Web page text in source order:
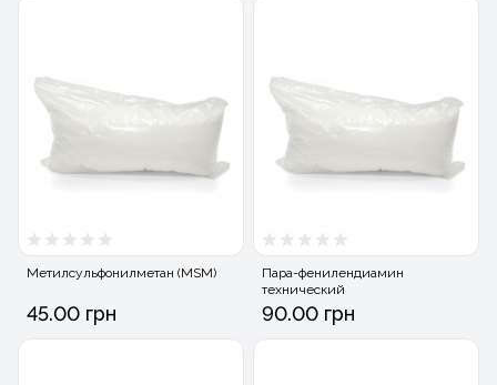
Метилсульфонилметан (MSM)
45.00 грн
Пара-фенилендиамин
технический
90.00 грн